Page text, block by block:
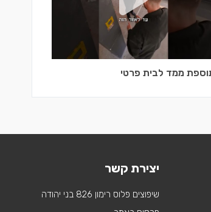
ממד לבית פרטי
יצירת קשר
שיפוצים פלוס רימון 826 בני יהודה